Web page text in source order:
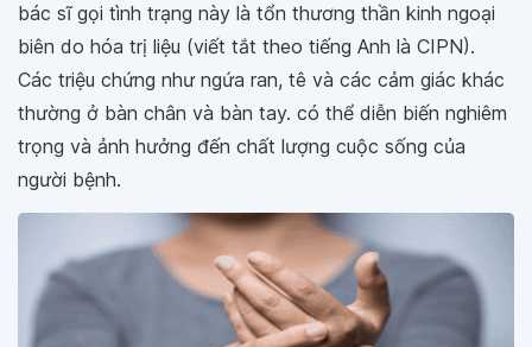
bác sĩ gọi tình trạng này là tổn thương thần kinh ngoại
biên do hóa trị liệu (viết tắt theo tiếng Anh là CIPN).
Các triệu chứng như ngứa ran, tê và các cảm giác khác
thường ở bàn chân và bàn tay. có thể diễn biến nghiêm
trọng và ảnh hưởng đến chất lượng cuộc sống của
người bệnh.